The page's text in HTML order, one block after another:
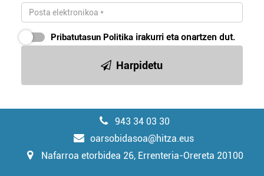
Pribatutasun Politika irakurri eta onartzen dut.
Harpidetu
943 34 03 30
oarsobidasoa@hitza.eus
Nafarroa etorbidea 26, Errenteria-Orereta 20100